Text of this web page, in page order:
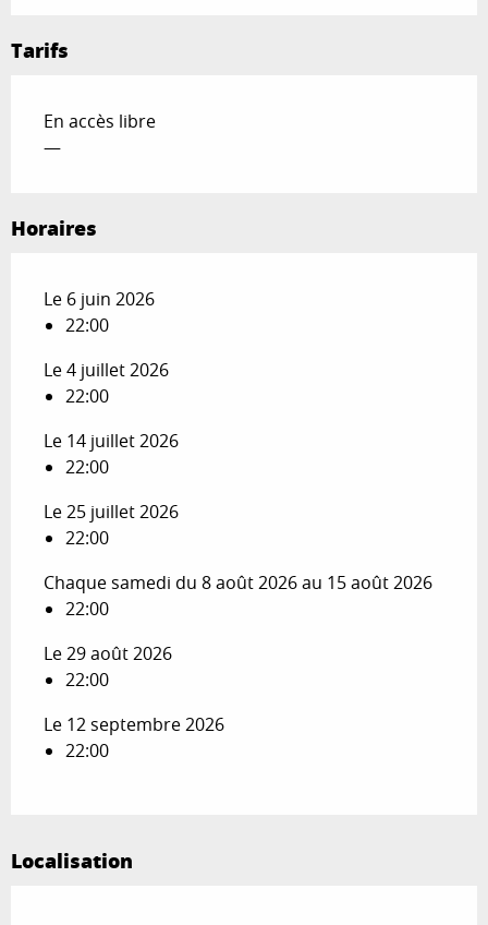
Tarifs
En accès libre
—
Horaires
Le 6 juin 2026
22:00
Le 4 juillet 2026
22:00
Le 14 juillet 2026
22:00
Le 25 juillet 2026
22:00
Chaque samedi du 8 août 2026 au 15 août 2026
22:00
Le 29 août 2026
22:00
Le 12 septembre 2026
22:00
Localisation